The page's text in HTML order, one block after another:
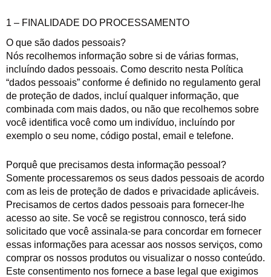
1 – FINALIDADE DO PROCESSAMENTO
O que são dados pessoais?
Nós recolhemos informação sobre si de várias formas,
incluíndo dados pessoais. Como descrito nesta Política
“dados pessoais” conforme é definido no regulamento geral
de proteção de dados, incluí qualquer informação, que
combinada com mais dados, ou não que recolhemos sobre
você identifica você como um indivíduo, incluíndo por
exemplo o seu nome, código postal, email e telefone.
Porquê que precisamos desta informação pessoal?
Somente processaremos os seus dados pessoais de acordo
com as leis de proteção de dados e privacidade aplicáveis.
Precisamos de certos dados pessoais para fornecer-lhe
acesso ao site. Se você se registrou connosco, terá sido
solicitado que você assinala-se para concordar em fornecer
essas informações para acessar aos nossos serviços, como
comprar os nossos produtos ou visualizar o nosso conteúdo.
Este consentimento nos fornece a base legal que exigimos